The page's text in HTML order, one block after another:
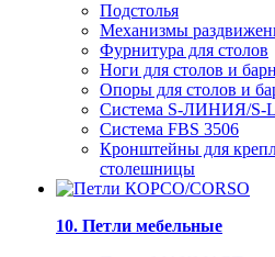
Подстолья
Механизмы
Фурнитура для столов
Ноги для столов и
Опоры для столов и
Система S-ЛИНИЯ/S-
Система FBS 3506
Кронштейны для
столешницы
10. Петли мебельные